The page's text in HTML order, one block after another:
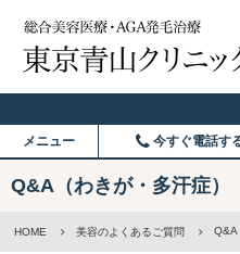
メニュー 今すぐ電話す
Q&A（わきが・多汗症）
HOME 美容のよくあるご質問 Q&A